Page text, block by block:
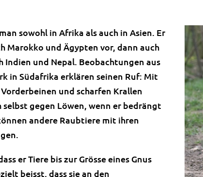
sowohl in Afrika als auch in Asien. Er
Marokko und Ägypten vor, dann auch
Indien und Nepal. Beobachtungen aus
in Südafrika erklären seinen Ruf: Mit
und scharfen Krallen
gegen Löwen, wenn er bedrängt
andere Raubtiere mit ihren
er Tiere bis zur Grösse eines Gnus
beisst, dass sie an den